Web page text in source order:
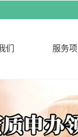
们
们
服务项